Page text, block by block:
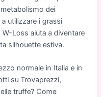
dei
utilizzare i grassi
Loss aiuta a diventare
silhouette estiva.
normale in Italia e in
su Trovaprezzi,
truffe? Come